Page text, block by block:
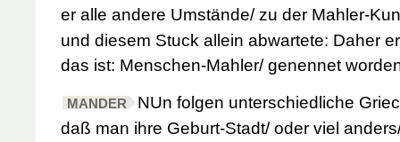
er alle andere Umstände/ zu der Mahler-
und diesem Stuck allein abwartete: Daher
das ist: Menschen-Mahler/ genennet
MANDER
NUn folgen unterschiedliche
daß man ihre Geburt-Stadt/ oder viel